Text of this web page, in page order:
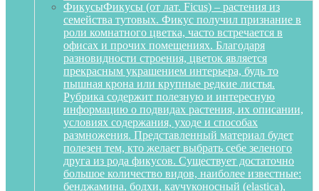
ФикусыФикусы (от лат. Ficus) – растения из
семейства тутовых. Фикус получил признание в
роли комнатного цветка, часто встречается в
офисах и прочих помещениях. Благодаря
разновидности строения, цветок является
прекрасным украшением интерьера, будь то
пышная крона или крупные редкие листья.
Рубрика содержит полезную и интересную
информацию о подвидах растения, их описании,
условиях содержания, уходе и способах
размножения. Представленный материал будет
полезен тем, кто желает выбрать себе зеленого
друга из рода фикусов. Существует достаточно
большое количество видов, наиболее известные:
бенджамина, бодхи, каучуконосный (elastica),